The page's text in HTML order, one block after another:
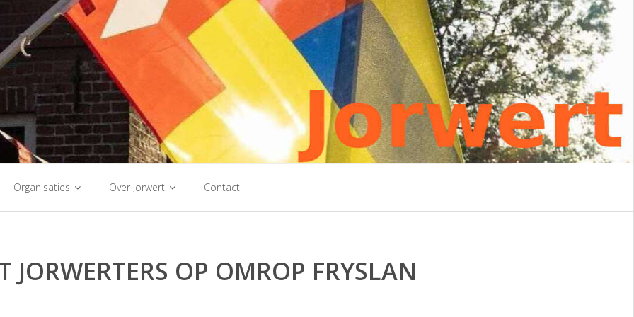
Organisaties Over Jorwert Contact
JORWERTERS OP OMROP FRYSLAN